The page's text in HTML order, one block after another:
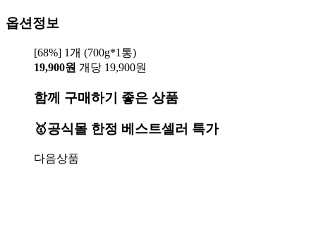
옵션정보
[68%] 1개 (700g*1통)
19,900원 개당 19,900원
함께 구매하기 좋은 상품
🥇공식몰 한정 베스트셀러 특가
다음상품